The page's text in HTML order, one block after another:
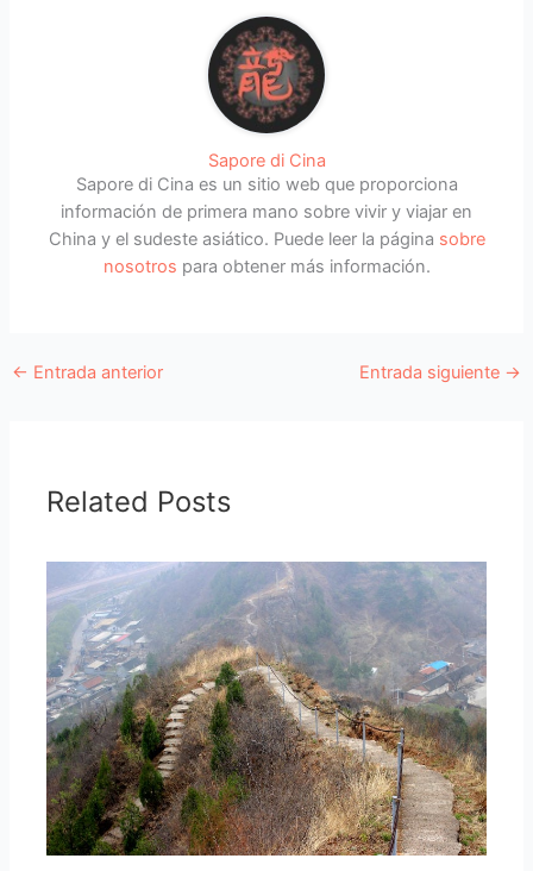
Sapore di Cina
Sapore di Cina es un sitio web que proporciona
información de primera mano sobre vivir y viajar en
China y el sudeste asiático. Puede leer la página sobre
nosotros para obtener más información.
← Entrada anterior Entrada siguiente →
Related Posts